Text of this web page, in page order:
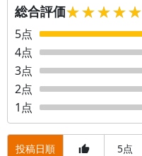
総合評価★★★★★
★★★★★
5点
4点
3点
2点
1 点
投稿日順 5点